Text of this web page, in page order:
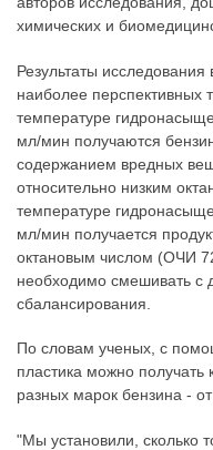
химических и
Результаты
наиболее перспективных
температуре
мл/мин получаются
содержанием вредных
относительно низким
температуре
мл/мин получается
октановым числом (ОЧИ
необходимо смешивать с
сбалансирования.
По словам ученых, с
пластика можно получать
разных марок бензина -
"Мы установили, сколько